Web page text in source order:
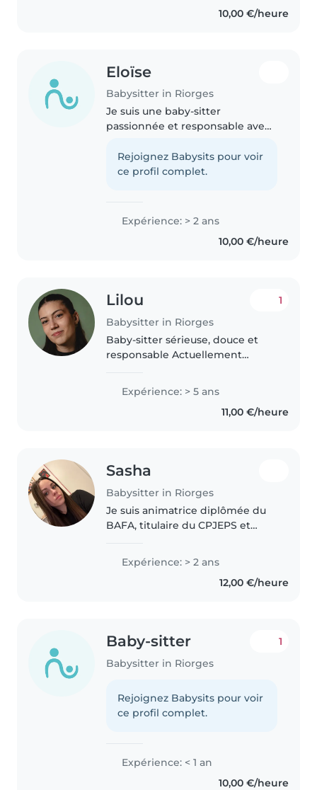
professionnel Services à la..10,00 €/heure
Eloïse
Babysitter in Riorges
Je suis une baby-sitter
passionnée et responsable avec
auprès des enfants de tous âges,
des bébés aux écoliers. Parmi
Rejoignez Babysits pour voir
ce profil complet.
Expérience: > 2 ans
10,00 €/heure
Lilou
Babysitter in Riorges
1
Baby-sitter sérieuse, douce et
responsable Actuellement
psychologie (avec des cours en
sciences de l'éducation et en
développement de l'enfant), je
Expérience: > 5 ans
11,00 €/heure
Sasha
Babysitter in Riorges
Je suis animatrice diplômée du
BAFA, titulaire du CPJEPS et
BPJEPS. J'ai également le permis
de conduire. Passionnée par le
travail auprès des enfants, j'aime..
Expérience: > 2 ans
12,00 €/heure
Baby-sitter
Babysitter in Riorges
1
Rejoignez Babysits pour voir
ce profil complet.
Expérience: < 1 an
10,00 €/heure